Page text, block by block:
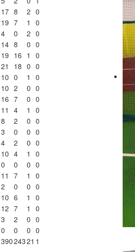
17 8 2 0
19 7 1
0
4 0 2 0
14 8 0 0
19 16 1
0
21 18 0 0
10 0 1
0
10 2 0 0
16 7 0 0
11 4 1
0
8 2 0 0
3 0 0 0
4 2 0 0
10 4 1
0
0 0 0 0
11 7 1
0
2 0 0 0
10 6 1
0
12 7 1
0
3 2 0 0
0 0 0 0
39024321 1